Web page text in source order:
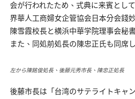
会が行われたため、式典に来賓とし
界華人工商婦女企管協会日本分会錢
陳雪霞校長と横浜中華学院理事会秘
また、同処前処長の陳忠正氏も同席
左から陳銘俊処長、後藤元秀市長、陳忠正処長
後藤市長は「台湾のサテライトキャ